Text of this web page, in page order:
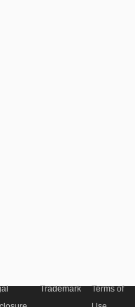
Trademark
Terms of